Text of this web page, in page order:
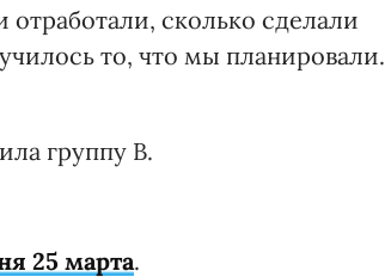
отработали, сколько сделали
то, что мы планировали.
группу B.
25 марта.